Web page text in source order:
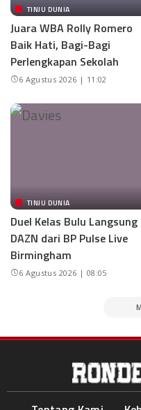
TINJU DUNIA
Juara WBA Rolly Romero
Baik Hati, Bagi-Bagi
Perlengkapan Sekolah
6 Agustus 2026 | 11:02
TINJU DUNIA
Duel Kelas Bulu Langsung
DAZN dari BP Pulse Live
Birmingham
6 Agustus 2026 | 08:05